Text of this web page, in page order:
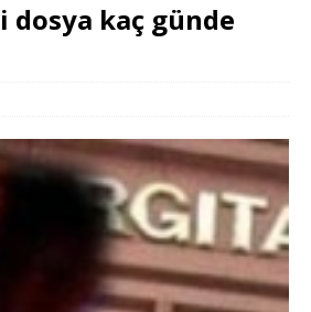
dosya kaç günde